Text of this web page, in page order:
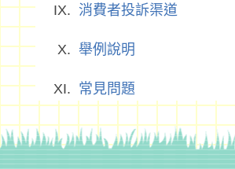
消費者投訴渠道
舉例說明
常見問題